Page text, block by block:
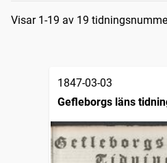
Sökresultat
Visar 1-19 av 19
1847-03-03
Gefleborgs läns